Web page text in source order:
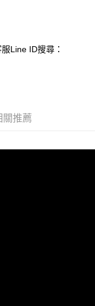
Line ID搜尋：
關推薦